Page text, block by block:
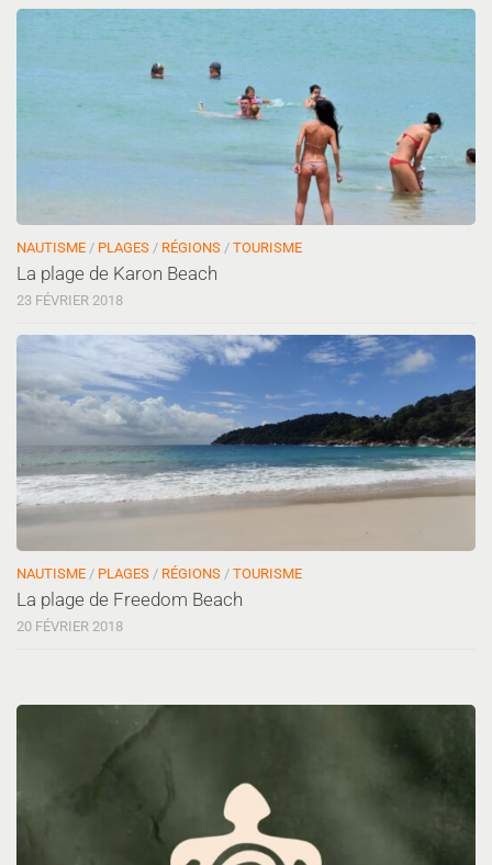
NAUTISME / PLAGES / RÉGIONS / TOURISME
La plage de Karon Beach
23 FÉVRIER 2018
NAUTISME / PLAGES / RÉGIONS / TOURISME
La plage de Freedom Beach
20 FÉVRIER 2018